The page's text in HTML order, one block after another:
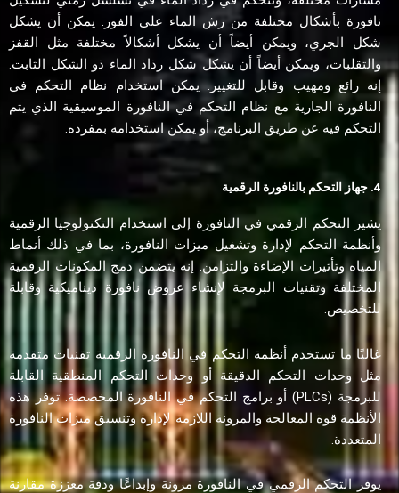
نافورة بأشكال مختلفة من رش الماء على الفور. يمكن أن يشكل
شكل الجري، ويمكن أيضاً أن يشكل أشكالاً مختلفة مثل القفز
والتقلبات، ويمكن أيضاً أن يشكل شكل رذاذ الماء ذو ​​الشكل الثابت.
إنه رائع ومهيب وقابل للتغيير. يمكن استخدام نظام التحكم في
النافورة الجارية مع نظام التحكم في النافورة الموسيقية الذي يتم
التحكم فيه عن طريق البرنامج، أو يمكن استخدامه بمفرده.
4. جهاز التحكم بالنافورة الرقمية
يشير التحكم الرقمي في النافورة إلى استخدام التكنولوجيا الرقمية
وأنظمة التحكم لإدارة وتشغيل ميزات النافورة، بما في ذلك أنماط
المياه وتأثيرات الإضاءة والتزامن. إنه يتضمن دمج المكونات الرقمية
المختلفة وتقنيات البرمجة لإنشاء عروض نافورة ديناميكية وقابلة
للتخصيص.
غالبًا ما تستخدم أنظمة التحكم في النافورة الرقمية تقنيات متقدمة
مثل وحدات التحكم الدقيقة أو وحدات التحكم المنطقية القابلة
للبرمجة (PLCs) أو برامج التحكم في النافورة المخصصة. توفر هذه
الأنظمة قوة المعالجة والمرونة اللازمة لإدارة وتنسيق ميزات النافورة
المتعددة.
يوفر التحكم الرقمي في النافورة مرونة وإبداعًا ودقة معززة مقارنة